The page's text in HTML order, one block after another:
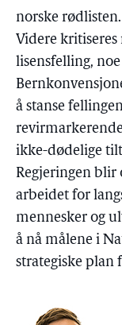
norske rødlisten.
Videre
lisensfelling,
å stanse
ikke-dødelige
Regjeringen blir
arbeidet for
mennesker og
å nå målene i
strategiske plan